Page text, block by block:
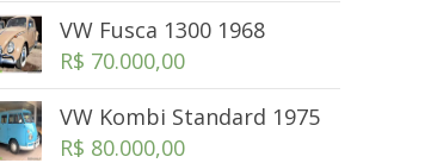
VW Fusca 1300 1968
R$ 70.000,00
VW Kombi Standard 1975
R$ 80.000,00